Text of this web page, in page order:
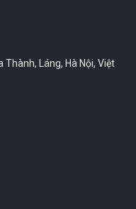
Láng, Hà Nội, Việt